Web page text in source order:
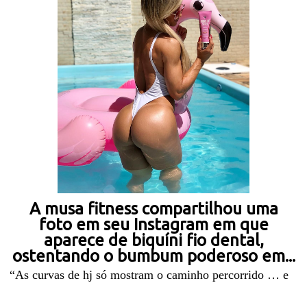
A musa fitness compartilhou uma
foto em seu Instagram em que
aparece de biquíni fio dental,
ostentando o bumbum poderoso em...
“As curvas de hj só mostram o caminho percorrido … e